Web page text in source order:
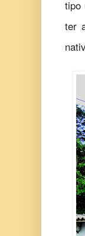
tipo
ter